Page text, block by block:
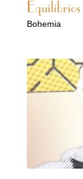
Equilibrios
Bohemia